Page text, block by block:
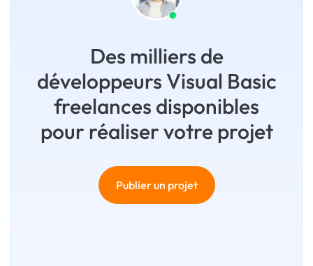
Des milliers de
développeurs Visual Basic
freelances disponibles
pour réaliser votre projet
Publier un projet